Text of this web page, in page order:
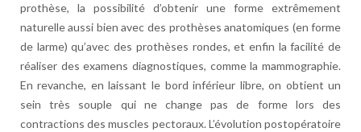
prothèse, la possibilité d’obtenir une forme extrêmement
naturelle aussi bien avec des prothèses anatomiques (en forme
de larme) qu’avec des prothèses rondes, et enfin la facilité de
réaliser des examens diagnostiques, comme la mammographie.
En revanche, en laissant le bord inférieur libre, on obtient un
sein très souple qui ne change pas de forme lors des
contractions des muscles pectoraux. L’évolution postopératoire